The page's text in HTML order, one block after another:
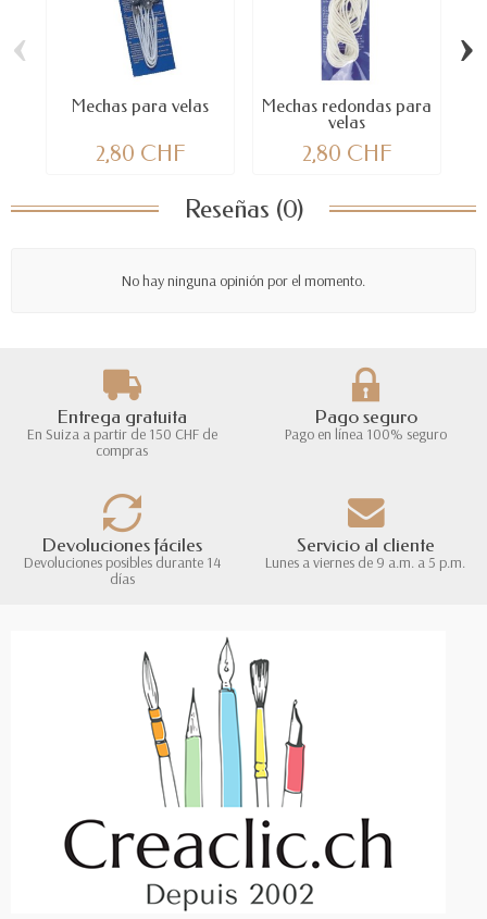
Mechas para velas
2,80 CHF
Mechas redondas para
velas
2,80 CHF
‹ ›
Reseñas (0)
No hay ninguna opinión por el momento.
Entrega gratuita
En Suiza a partir de 150 CHF de
compras
Pago seguro
Pago en línea 100% seguro
Devoluciones fáciles
Devoluciones posibles durante 14
días
Servicio al cliente
Lunes a viernes de 9 a.m. a 5 p.m.